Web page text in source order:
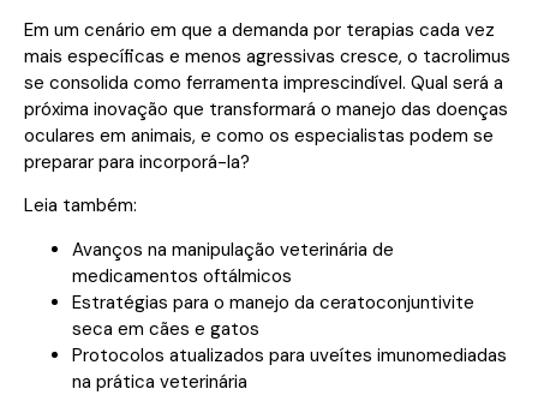
Em um cenário em que a demanda por terapias cada vez
mais específicas e menos agressivas cresce, o tacrolimus
se consolida como ferramenta imprescindível. Qual será a
próxima inovação que transformará o manejo das doenças
oculares em animais, e como os especialistas podem se
preparar para incorporá-la?
Leia também:
Avanços na manipulação veterinária de
medicamentos oftálmicos
Estratégias para o manejo da ceratoconjuntivite
seca em cães e gatos
Protocolos atualizados para uveítes imunomediadas
na prática veterinária